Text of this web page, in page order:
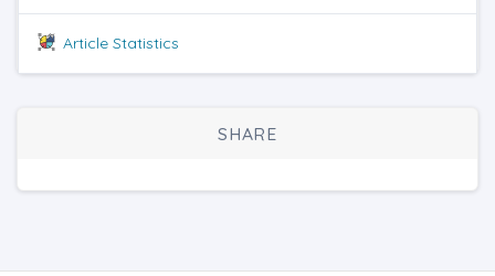
Article Statistics
SHARE